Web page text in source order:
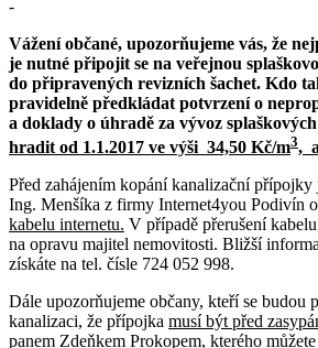
-
Vážení občané, upozorňujeme vás, že
je nutné připojit se na veřejnou
do připravených revizních šachet. Kdo
pravidelně předkládat potvrzení o
a doklady o úhradě za vývoz
hradit od 1.1.2017 ve výši 34,50 Kč/m3,
Před zahájením kopání kanalizační přípojky
Ing. Menšíka z firmy Internet4you Podivín o
kabelu internetu. V případě přerušení
na opravu majitel nemovitosti. Bližší
získáte na tel. čísle 724 052 998.
Dále upozorňujeme občany, kteří se budou
kanalizaci, že přípojka musí být před
panem Zdeňkem Prokopem, kterého